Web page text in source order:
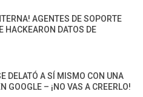
AGENTES DE SOPORTE
HACKEARON DATOS DE
DELATÓ A SÍ MISMO CON UNA
GOOGLE – ¡NO VAS A CREERLO!